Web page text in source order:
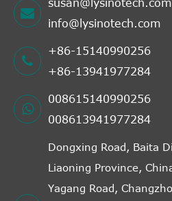
susan@lysinotech.com
info@lysinotech.com
+86-15140990256
+86-13941977284
008615140990256
008613941977284
Dongxing Road, Baita
Liaoning Province,
Yagang Road,